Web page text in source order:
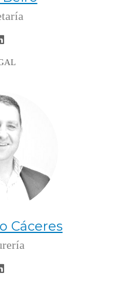
Cáceres